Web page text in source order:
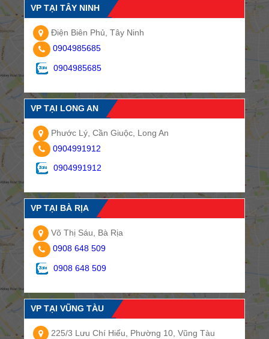
VP TẠI TÂY NINH
Điện Biên Phủ, Tây Ninh
0904985685
0904985685
VP TẠI LONG AN
Phước Lý, Cần Giuộc, Long An
0904991912
0904991912
VP TẠI BÀ RỊA
Võ Thị Sáu, Bà Rịa
0908 648 509
0908 648 509
VP TẠI VŨNG TÀU
225/3 Lưu Chí Hiếu, Phường 10, Vũng Tàu